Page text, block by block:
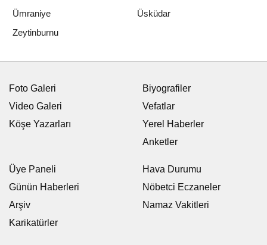
Ümraniye
Üsküdar
Zeytinburnu
Yayınlanma: 09 Temmuz 2026 - 10:01
Güncelleme: 09 Temmuz 2026 - 10:40
Bereketli sezonun ardından
EKONOMI 09 Temmuz 2026 - 10:01